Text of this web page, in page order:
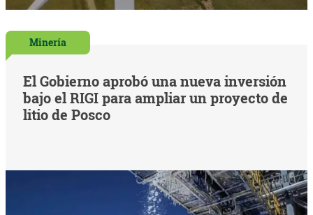
Minería
El Gobierno aprobó una nueva inversión
bajo el RIGI para ampliar un proyecto de
litio de Posco